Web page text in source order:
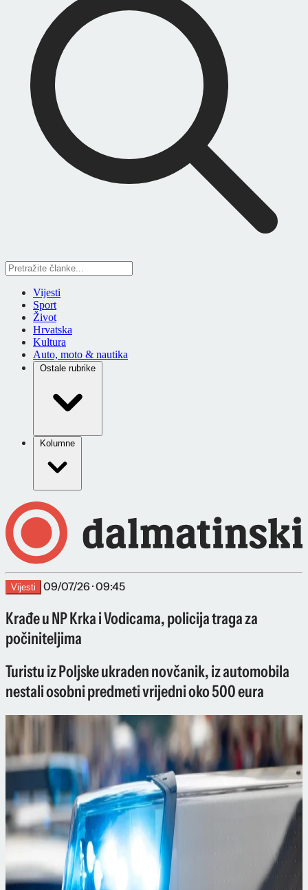
Vijesti
Sport
Život
Hrvatska
Kultura
Auto, moto & nautika
Ostale rubrike
Kolumne
Vijesti 09/07/26 · 09:45
Krađe u NP Krka i Vodicama, policija traga za
počiniteljima
Turistu iz Poljske ukraden novčanik, iz automobila
nestali osobni predmeti vrijedni oko 500 eura